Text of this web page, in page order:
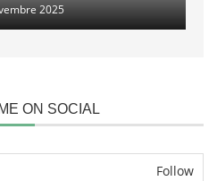
2025
ON SOCIAL
Follow